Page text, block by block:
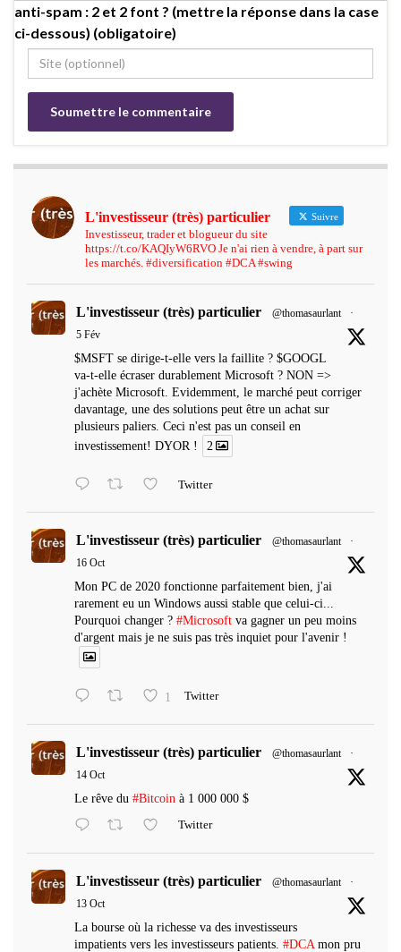
anti-spam : 2 et 2 font ? (mettre la réponse dans la case
ci-dessous) (obligatoire)
L'investisseur (très) particulier Suivre
Investisseur, trader et blogueur du site
https://t.co/KAQIyW6RVO Je n'ai rien à vendre, à part sur
les marchés. #diversification #DCA #swing
L'investisseur (très) particulier @thomasaurlant
·
5 Fév
$MSFT se dirige-t-elle vers la faillite ? $GOOGL
va-t-elle écraser durablement Microsoft ? NON =>
j'achète Microsoft. Evidemment, le marché peut corriger
davantage, une des solutions peut être un achat sur
plusieurs paliers. Ceci n'est pas un conseil en
investissement! DYOR !
2
Twitter
L'investisseur (très) particulier @thomasaurlant
·
16 Oct
Mon PC de 2020 fonctionne parfaitement bien, j'ai
rarement eu un Windows aussi stable que celui-ci...
Pourquoi changer ? #Microsoft va gagner un peu moins
d'argent mais je ne suis pas très inquiet pour l'avenir !
1 Twitter
L'investisseur (très) particulier @thomasaurlant
·
14 Oct
Le rêve du #Bitcoin à 1 000 000 $
Twitter
L'investisseur (très) particulier @thomasaurlant
·
13 Oct
La bourse où la richesse va des investisseurs
impatients vers les investisseurs patients. #DCA mon pru